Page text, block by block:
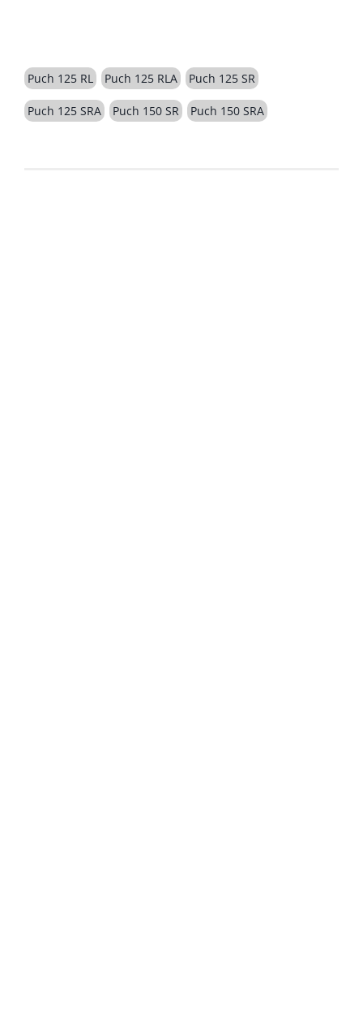
Puch 125 RL Puch 125 RLA Puch 125 SR
Puch 125 SRA Puch 150 SR Puch 150 SRA